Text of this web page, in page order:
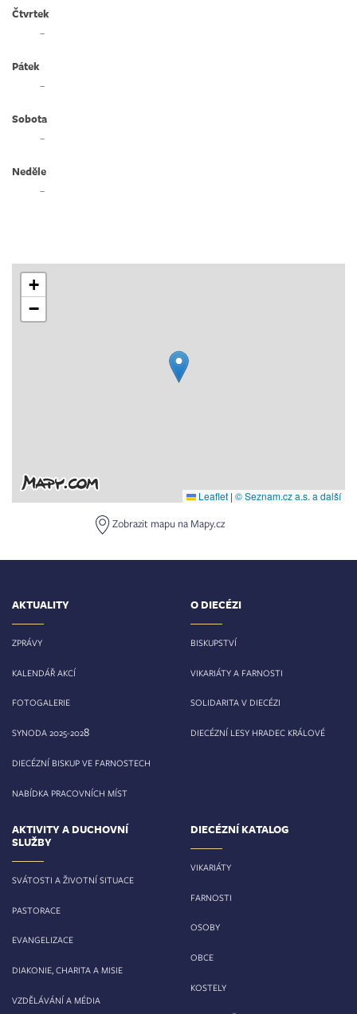
Čtvrtek
–
Pátek
–
Sobota
–
Neděle
–
+
−
Leaflet | © Seznam.cz a.s. a další
Zobrazit mapu na Mapy.cz
AKTUALITY
ZPRÁVY
KALENDÁŘ AKCÍ
FOTOGALERIE
SYNODA 2025-2028
DIECÉZNÍ BISKUP VE FARNOSTECH
NABÍDKA PRACOVNÍCH MÍST
O DIECÉZI
BISKUPSTVÍ
VIKARIÁTY A FARNOSTI
SOLIDARITA V DIECÉZI
DIECÉZNÍ LESY HRADEC KRÁLOVÉ
AKTIVITY A DUCHOVNÍ
SLUŽBY
SVÁTOSTI A ŽIVOTNÍ SITUACE
PASTORACE
EVANGELIZACE
DIAKONIE, CHARITA A MISIE
VZDĚLÁVÁNÍ A MÉDIA
DIECÉZNÍ KATALOG
VIKARIÁTY
FARNOSTI
OSOBY
OBCE
KOSTELY